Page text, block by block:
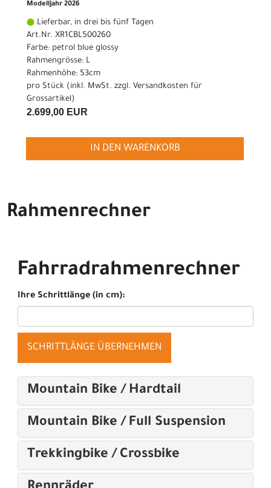
Modelljahr 2026
Lieferbar, in drei bis fünf Tagen
Art.Nr. XR1CBL500260
Farbe: petrol blue glossy
Rahmengrösse: L
Rahmenhöhe: 53cm
pro Stück (inkl. MwSt. zzgl. Versandkosten für
Grossartikel)
2.699,00 EUR
IN DEN WARENKORB
Rahmenrechner
Fahrradrahmenrechner
Ihre Schrittlänge (in cm):
SCHRITTLÄNGE ÜBERNEHMEN
Mountain Bike / Hardtail
Mountain Bike / Full Suspension
Trekkingbike / Crossbike